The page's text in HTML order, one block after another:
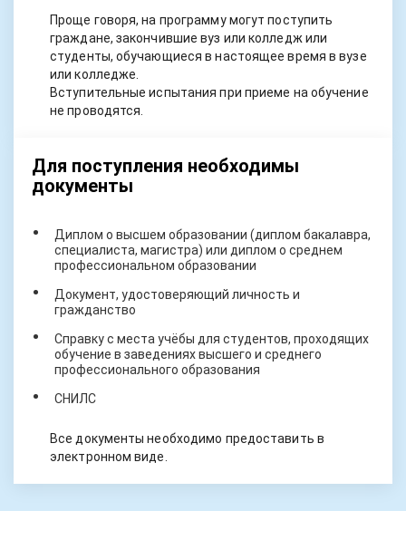
Проще говоря, на программу могут поступить
граждане, закончившие вуз или колледж или
студенты, обучающиеся в настоящее время в вузе
или колледже.
Вступительные испытания при приеме на обучение
не проводятся.
Для поступления необходимы
документы
Диплом о высшем образовании (диплом бакалавра,
специалиста, магистра) или диплом о среднем
профессиональном образовании
Документ, удостоверяющий личность и
гражданство
Справку с места учёбы для студентов, проходящих
обучение в заведениях высшего и среднего
профессионального образования
СНИЛС
Все документы необходимо предоставить в
электронном виде.